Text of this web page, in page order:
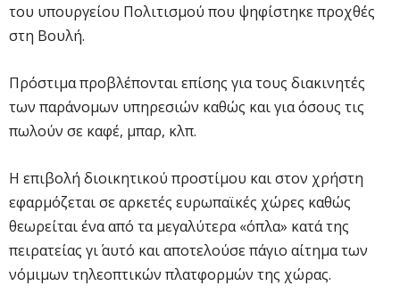
του υπουργείου Πολιτισμού που ψηφίστηκε προχθές
στη Βουλή.
Πρόστιμα προβλέπονται επίσης για τους διακινητές
των παράνομων υπηρεσιών καθώς και για όσους τις
πωλούν σε καφέ, μπαρ, κλπ.
Η επιβολή διοικητικού προστίμου και στον χρήστη
εφαρμόζεται σε αρκετές ευρωπαϊκές χώρες καθώς
θεωρείται ένα από τα μεγαλύτερα «όπλα» κατά της
πειρατείας γι΄ αυτό και αποτελούσε πάγιο αίτημα των
νόμιμων τηλεοπτικών πλατφορμών της χώρας.